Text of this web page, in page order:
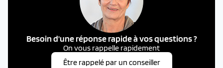
Besoin d'une réponse rapide à vos questions ?
On vous rappelle rapidement
Être rappelé par un conseiller